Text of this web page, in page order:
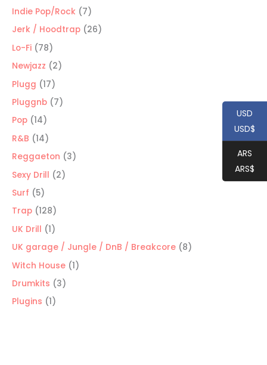
productos
Indie Pop/Rock 77
productos
Jerk / Hoodtrap 2626
Lo-Fi 7878
productos
Newjazz 22
Plugg 1717
productos
Pluggnb 77
Pop 1414
productos
R&B 1414
productos
Reggaeton 33
Sexy Drill 22
Surf 55
productos
Trap 128128
productos
UK Drill 11
producto
UK garage / Jungle / DnB / Breakcore 88
Witch House 11
Drumkits 33
Plugins 11
USD
USD$
ARS
ARS$